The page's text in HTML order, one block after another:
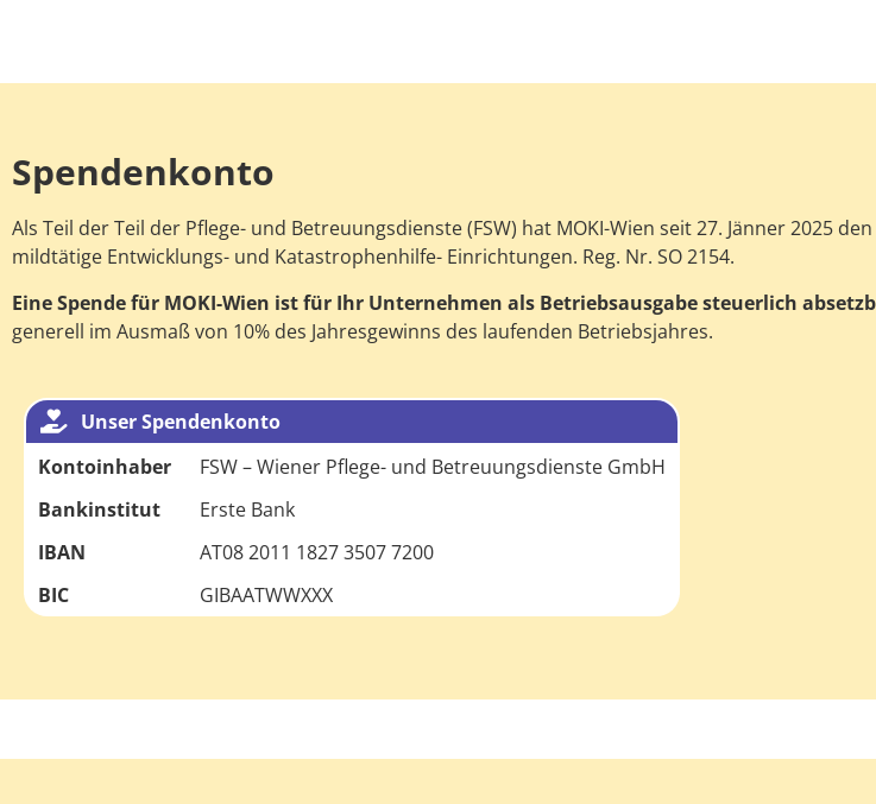
Spendenkonto
Als Teil der Teil der Pflege- und Betreuungsdienste (FSW) hat MOKI-Wien seit 27. Jänner 2025
mildtätige Entwicklungs- und Katastrophenhilfe- Einrichtungen. Reg. Nr. SO 2154.
Eine Spende für MOKI-Wien ist für Ihr Unternehmen als Betriebsausgabe steuerlich
generell im Ausmaß von 10% des Jahresgewinns des laufenden Betriebsjahres.
Unser Spendenkonto
Kontoinhaber
FSW – Wiener Pflege- und Betreuungsdienste GmbH
Bankinstitut
Erste Bank
IBAN
AT08 2011 1827 3507 7200
BIC
GIBAATWWXXX